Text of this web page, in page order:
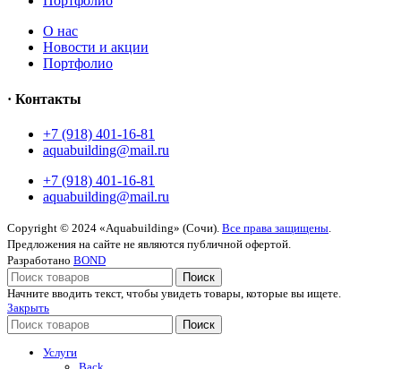
O нас
Новости и акции
Портфолио
· Контакты
+7 (918) 401-16-81
aquabuilding@mail.ru
+7 (918) 401-16-81
aquabuilding@mail.ru
Copyright © 2024 «Aquabuilding» (Сочи). Все права защищены
Предложения на сайте не являются публичной офертой.
Разработано BOND
Поиск
Начните вводить текст, чтобы увидеть товары, которые вы ищете.
Закрыть
Поиск
Услуги